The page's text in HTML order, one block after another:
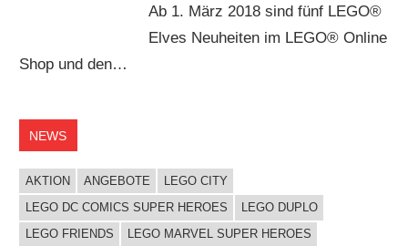
Ab 1. März 2018 sind fünf LEGO®
Elves Neuheiten im LEGO® Online
Shop und den…
NEWS
AKTION ANGEBOTE
LEGO CITY
LEGO DC COMICS SUPER HEROES
LEGO DUPLO
LEGO FRIENDS
LEGO MARVEL SUPER HEROES